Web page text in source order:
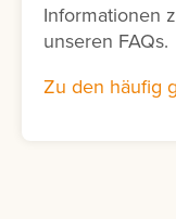
Informationen
unseren FAQs.
Zu den häufig